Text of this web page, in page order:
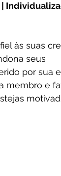
às suas
seus
por sua
membro e